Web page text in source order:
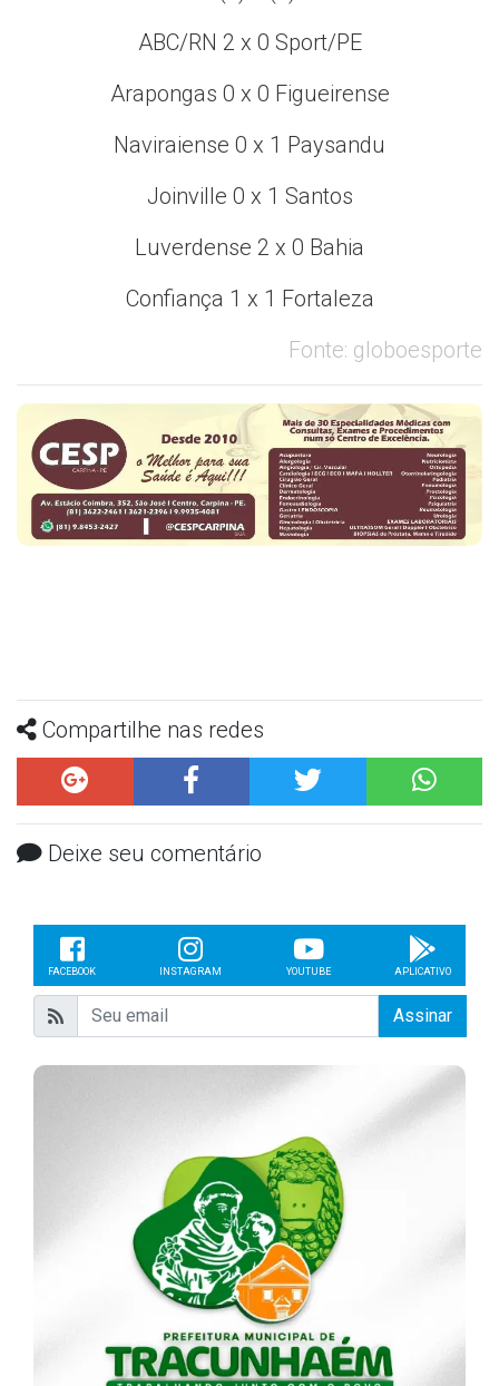
ABC/RN 2 x 0 Sport/PE
Arapongas 0 x 0 Figueirense
Naviraiense 0 x 1 Paysandu
Joinville 0 x 1 Santos
Luverdense 2 x 0 Bahia
Confiança 1 x 1 Fortaleza
Fonte: globoesporte
Compartilhe nas redes
Deixe seu comentário
FACEBOOK INSTAGRAM YOUTUBE APLICATIVO
Assinar